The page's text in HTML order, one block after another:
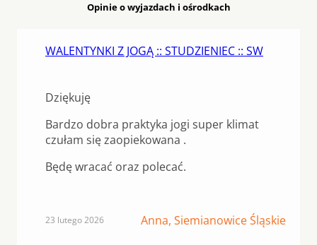
Opinie o wyjazdach i ośrodkach
WALENTYNKI Z JOGĄ :: STUDZIENIEC :: SW
Dziękuję
Bardzo dobra praktyka jogi super klimat
czułam się zaopiekowana .
Będę wracać oraz polecać.
23 lutego 2026 Anna, Siemianowice Śląskie